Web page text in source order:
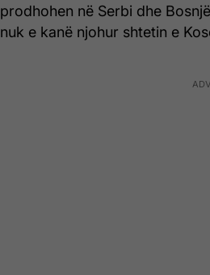
prodhohen në Serbi dhe
nuk e kanë njohur shtetin e